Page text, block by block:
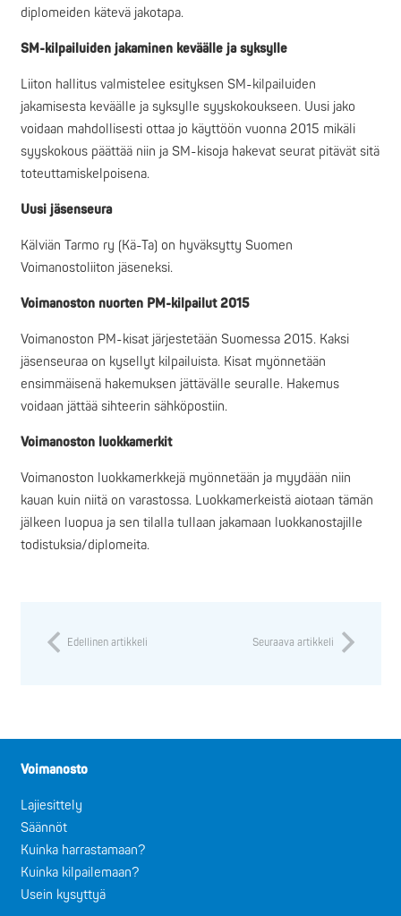
diplomeiden kätevä jakotapa.
SM-kilpailuiden jakaminen keväälle ja syksylle
Liiton hallitus valmistelee esityksen SM-kilpailuiden
jakamisesta keväälle ja syksylle syyskokoukseen. Uusi jako
voidaan mahdollisesti ottaa jo käyttöön vuonna 2015 mikäli
syyskokous päättää niin ja SM-kisoja hakevat seurat pitävät sitä
toteuttamiskelpoisena.
Uusi jäsenseura
Kälviän Tarmo ry (Kä-Ta) on hyväksytty Suomen
Voimanostoliiton jäseneksi.
Voimanoston nuorten PM-kilpailut 2015
Voimanoston PM-kisat järjestetään Suomessa 2015. Kaksi
jäsenseuraa on kysellyt kilpailuista. Kisat myönnetään
ensimmäisenä hakemuksen jättävälle seuralle. Hakemus
voidaan jättää sihteerin sähköpostiin.
Voimanoston luokkamerkit
Voimanoston luokkamerkkejä myönnetään ja myydään niin
kauan kuin niitä on varastossa. Luokkamerkeistä aiotaan tämän
jälkeen luopua ja sen tilalla tullaan jakamaan luokkanostajille
todistuksia/diplomeita.
Edellinen artikkeli Seuraava artikkeli
Voimanosto
Lajiesittely
Säännöt
Kuinka harrastamaan?
Kuinka kilpailemaan?
Usein kysyttyä